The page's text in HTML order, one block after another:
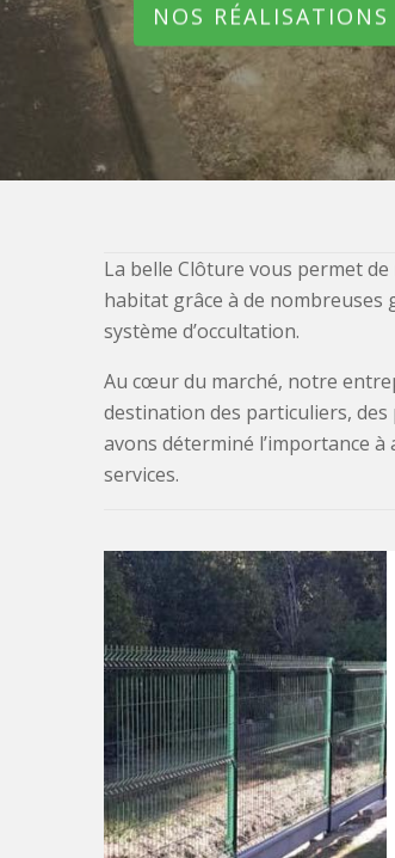
NOS RÉALISATIONS
La belle Clôture vous permet
habitat grâce à de
système d’occultation.
Au cœur du marché, notre
destination des particuliers,
avons déterminé l’importance
services.